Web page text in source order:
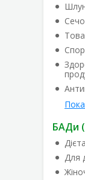
БАДи
Дієта
Для